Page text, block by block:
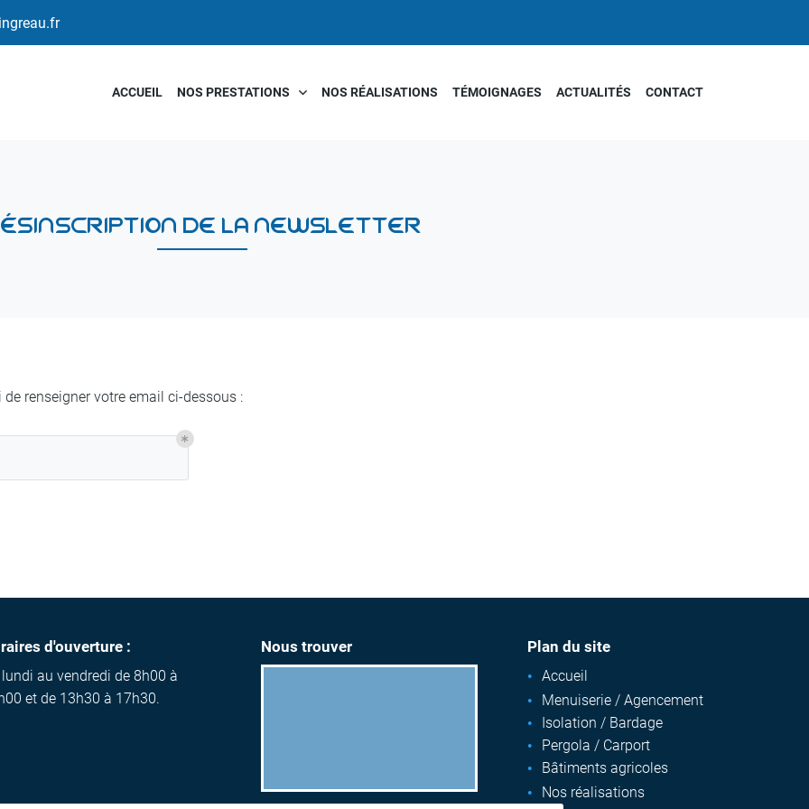
ACCUEIL NOS PRESTATIONS NOS RÉALISATIONS TÉMOIGNAGES ACTUALITÉS CONTACT
à
DE LA NEWSLETTER
renseigner votre email ci-dessous :
d'ouverture :
lundi au vendredi de 8h00 à
et de 13h30 à 17h30.
Nous trouver
Plan du site
Accueil
Menuiserie / Agencement
Isolation / Bardage
Pergola / Carport
Bâtiments agricoles
Nos réalisations